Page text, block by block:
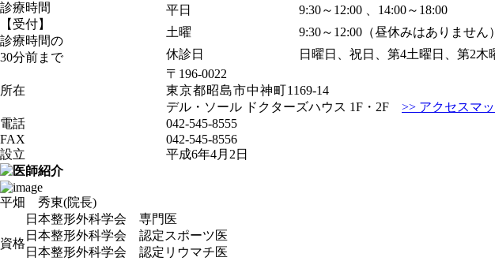
診療時間
【受付】
診療時間の
30分前まで
平日
9:30～12:00 、14:00～18:00
土曜
9:30～12:00（昼休みはありません）
休診日
日曜日、祝日、第4土曜日、第2木
所在
〒196-0022
東京都昭島市中神町1169-14
デル・ソール ドクターズハウス 1F・2F >> アクセスマ
電話
042-545-8555
FAX
042-545-8556
設立
平成6年4月2日
平畑 秀東(院長)
資格
日本整形外科学会 専門医
日本整形外科学会 認定スポーツ医
日本整形外科学会 認定リウマチ医